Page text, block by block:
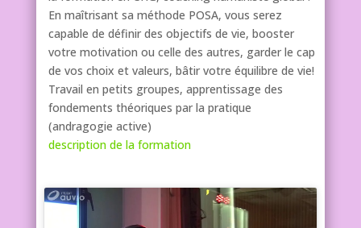
En maîtrisant sa méthode POSA, vous serez
capable de définir des objectifs de vie, booster
votre motivation ou celle des autres, garder le cap
de vos choix et valeurs, bâtir votre équilibre de vie!
Travail en petits groupes, apprentissage des
fondements théoriques par la pratique
(andragogie active)
description de la formation